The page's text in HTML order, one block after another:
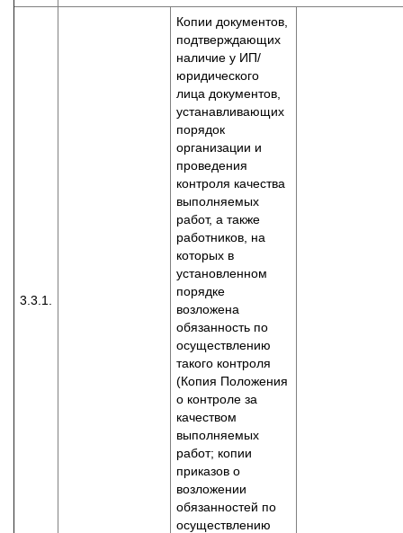
3.3.1.
Копии документов,
подтверждающих
наличие у ИП/
юридического
лица документов,
устанавливающих
порядок
организации и
проведения
контроля качества
выполняемых
работ, а также
работников, на
которых в
установленном
порядке
возложена
обязанность по
осуществлению
такого контроля
(Копия Положения
о контроле за
качеством
выполняемых
работ; копии
приказов о
возложении
обязанностей по
осуществлению